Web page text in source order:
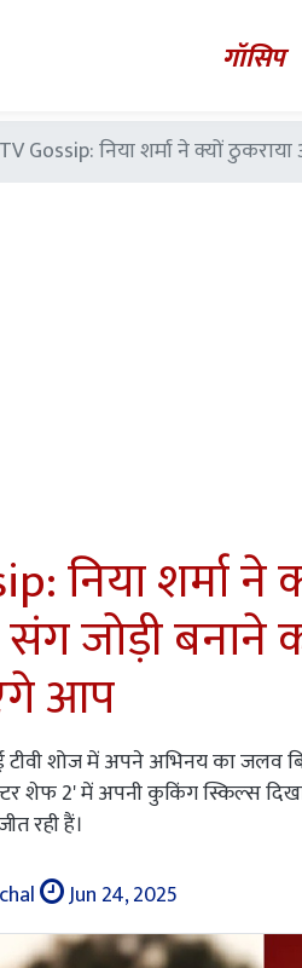
गॉसिप
TV Gossip: निया शर्मा ने क्यों
निया शर्मा ने
संग जोड़ी
आप
टीवी शोज में अपने अभिनय का जलव
शेफ 2' में अपनी कुकिंग स्किल्स
रही हैं।
Jun 24, 2025